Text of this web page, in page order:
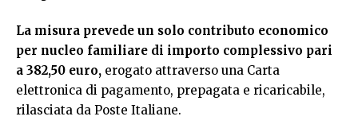
La misura prevede un solo contributo economico
per nucleo familiare di importo complessivo pari
a 382,50 euro, erogato attraverso una Carta
elettronica di pagamento, prepagata e ricaricabile,
rilasciata da Poste Italiane.